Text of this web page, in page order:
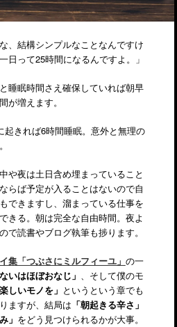
、結構シンプルなことなんですけ
日って25時間になるんですよ。」
睡眠時間さえ確保していれば朝早
が増えます。
起きれば6時間睡眠。意外と無理の
や夜は土日含め埋まっていること
らば予定が入ることはないので自
できますし、溜まっている仕事を
きる。朝は完全な自由時間。夜よ
で読書やブログ執筆も捗ります。
集「つぶさにミルフィーユ」 の一
いはほぼおなじ」 、そして僕のモ
しいモノを」 というという章でも
ますが、結局は 「朝起きる辛さ」
」 をどう見つけられるかが大事。